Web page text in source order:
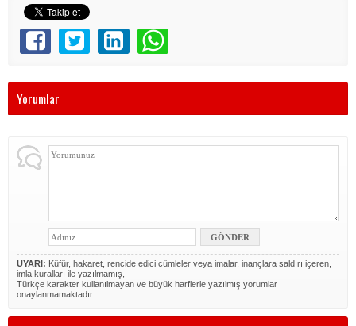
Yorumlar
UYARI: Küfür, hakaret, rencide edici cümleler veya imalar, inançlara saldırı içeren,
imla kuralları ile yazılmamış,
Türkçe karakter kullanılmayan ve büyük harflerle yazılmış yorumlar
onaylanmamaktadır.